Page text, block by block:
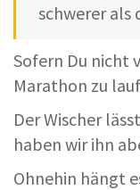
schwerer als
Sofern Du nicht
Marathon zu
Der Wischer lässt
haben wir ihn
Ohnehin hängt